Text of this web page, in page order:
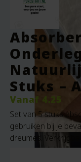
Stuks –
Vanaf 4.25
Set van 5 stuks
gebruiken bij je
dreumes.